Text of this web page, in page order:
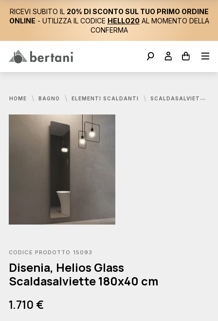
RICEVI SUBITO IL 20% DI SCONTO SUL TUO PRIMO ORDINE
ONLINE - UTILIZZA IL CODICE HELLO20 AL MOMENTO DELLA
CONFERMA
HOME BAGNO ELEMENTI SCALDANTI SCALDASALVIETTE
CODICE PRODOTTO 15093
Disenia, Helios Glass
Scaldasalviette 180x40 cm
1.710 €